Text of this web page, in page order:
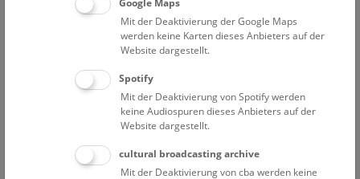
Edelsteinstrauß, um 1760, Saal 4
Highlights
Eine Führung zu den beeindruckendsten Objekten gibt
Einblick in die Welt des Sammelns und Forschens.
Top 100-Objekte des NHM Wien
Google Maps
Mit der Deaktivierung der Google Maps
werden keine Karten dieses Anbieters auf der
Website dargestellt.
Spotify
Mit der Deaktivierung von Spotify werden
keine Audiospuren dieses Anbieters auf der
Website dargestellt.
cultural broadcasting archive
Mit der Deaktivierung von cba werden keine